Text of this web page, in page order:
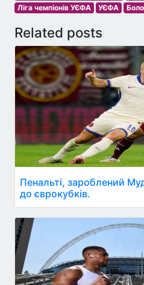
Ліга чемпіонів УЄФА
УЄФА
Related posts
Пенальті, зароблений
до єврокубків.